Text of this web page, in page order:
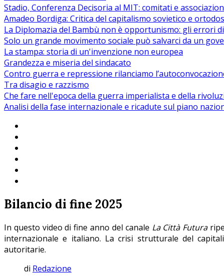
Stadio, Conferenza Decisoria al MIT: comitati e
Amadeo Bordiga: Critica del capitalismo sovietico e
La Diplomazia del Bambù non è opportunismo: gli errori
Solo un grande movimento sociale può salvarci da un
La stampa: storia di un'invenzione non europea
Grandezza e miseria del sindacato
Contro guerra e repressione rilanciamo
Tra disagio e razzismo
Che fare nell'epoca della guerra imperialista e della
Analisi della fase internazionale e ricadute sul piano
Bilancio di fine 2025
In questo video di fine anno del canale La Città Futura
internazionale e italiano. La crisi strutturale del
autoritarie.
di Redazione